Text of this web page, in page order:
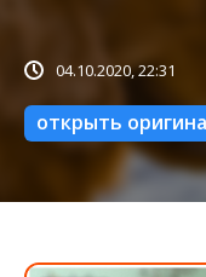
04.10.2020, 22:31
открыть